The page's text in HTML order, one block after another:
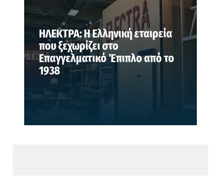
ΗΛΕΚΤΡΑ: Η Ελληνική εταιρεία
που ξεχωρίζει στο
Επαγγελματικό Έπιπλο από το
1938